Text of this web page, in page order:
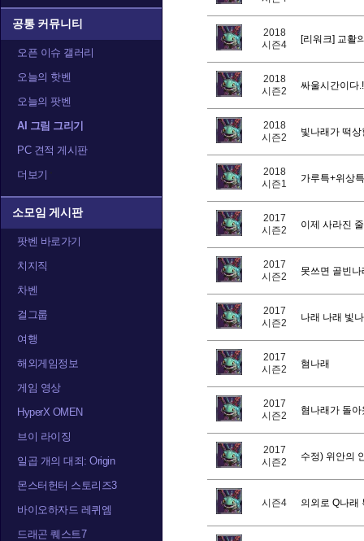
공통 커뮤니티
오픈 이슈 갤러리
오늘의 핫벤
오늘의 팟벤
AI 그림 그리기
PC 견적 게시판
더보기
소모임 게시판
팟벤 바로가기
치지직
차벤
걸그룹
여행
해외게임정보
게임 영상
HyperX OMEN
브이 라이징
일곱 개의 대죄: Origin
몬스터헌터 스토리즈3
바이오하자드 레퀴엠
드래곤 퀘스트7
2018
시즌4
[리워크] 교활
2018
시즌2
싸울시간이다
2018
시즌2
빛나래가 떡
2018
시즌1
가루특+위상
2017
시즌2
이제 사라진
2017
시즌2
못쓰면 골빈
2017
시즌2
나래 나래 빛
2017
시즌2
혐나래
2017
시즌2
혐나래가 돌아
2017
시즌2
수정) 위안의
시즌4 의외로 Q나래